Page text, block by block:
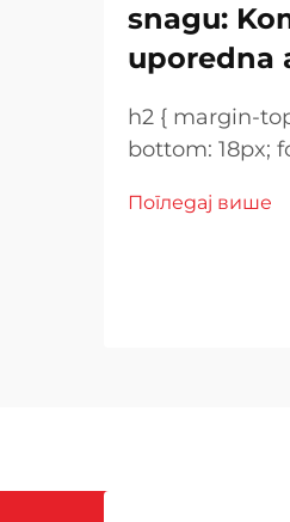
snagu:
uporedna
h2 { margin-
bottom: 18px;
height:
Погледај више